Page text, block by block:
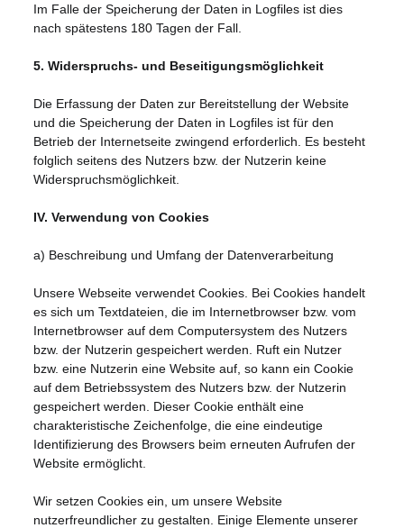
Im Falle der Speicherung der Daten in Logfiles ist dies
nach spätestens 180 Tagen der Fall.
5. Widerspruchs- und Beseitigungsmöglichkeit
Die Erfassung der Daten zur Bereitstellung der Website
und die Speicherung der Daten in Logfiles ist für den
Betrieb der Internetseite zwingend erforderlich. Es besteht
folglich seitens des Nutzers bzw. der Nutzerin keine
Widerspruchsmöglichkeit.
IV. Verwendung von Cookies
a) Beschreibung und Umfang der Datenverarbeitung
Unsere Webseite verwendet Cookies. Bei Cookies handelt
es sich um Textdateien, die im Internetbrowser bzw. vom
Internetbrowser auf dem Computersystem des Nutzers
bzw. der Nutzerin gespeichert werden. Ruft ein Nutzer
bzw. eine Nutzerin eine Website auf, so kann ein Cookie
auf dem Betriebssystem des Nutzers bzw. der Nutzerin
gespeichert werden. Dieser Cookie enthält eine
charakteristische Zeichenfolge, die eine eindeutige
Identifizierung des Browsers beim erneuten Aufrufen der
Website ermöglicht.
Wir setzen Cookies ein, um unsere Website
nutzerfreundlicher zu gestalten. Einige Elemente unserer